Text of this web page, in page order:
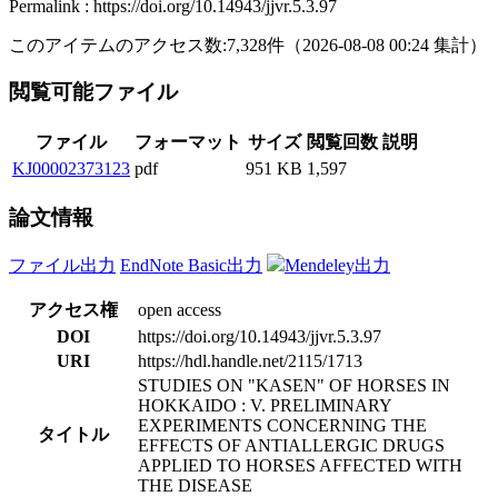
Permalink : https://doi.org/10.14943/jjvr.5.3.97
このアイテムのアクセス数:7,328件 （2026-08-08 00:24 集計）
閲覧可能ファイル
ファイル フォーマット サイズ 閲覧回数 説明
KJ00002373123 pdf 951 KB 1,597
論文情報
ファイル出力 EndNote Basic出力 Mendeley出力
アクセス権
open access
DOI
https://doi.org/10.14943/jjvr.5.3.97
URI
https://hdl.handle.net/2115/1713
タイトル
STUDIES ON "KASEN" OF HORSES IN
HOKKAIDO : V. PRELIMINARY
EXPERIMENTS CONCERNING THE
EFFECTS OF ANTIALLERGIC DRUGS
APPLIED TO HORSES AFFECTED WITH
THE DISEASE